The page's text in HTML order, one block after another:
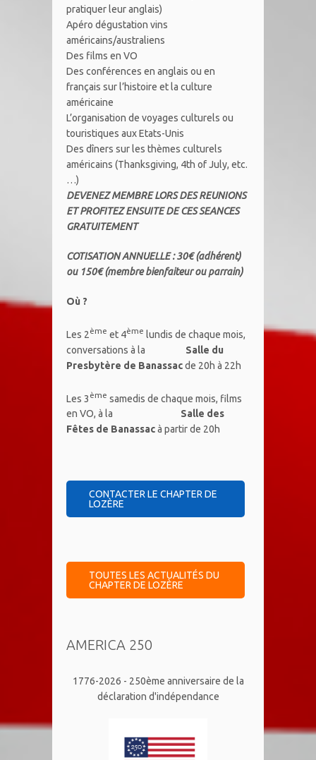
pratiquer leur anglais)
Apéro dégustation vins
américains/australiens
Des films en VO
Des conférences en anglais ou en
français sur l’histoire et la culture
américaine
L’organisation de voyages culturels ou
touristiques aux Etats-Unis
Des dîners sur les thèmes culturels
américains (Thanksgiving, 4th of July, etc.
…)
DEVENEZ MEMBRE LORS DES REUNIONS
ET PROFITEZ ENSUITE DE CES SEANCES
GRATUITEMENT
COTISATION ANNUELLE : 30€ (adhérent)
ou 150€ (membre bienfaiteur ou parrain)
Où ?
Les 2ème et 4ème lundis de chaque mois,
conversations à la Salle du
Presbytère de Banassacde 20h à 22h
Les 3 ème samedis de chaque mois, films
en VO, à la Salle des
Fêtes de Banassacà partir de 20h
CONTACTER LE CHAPTER DE
LOZÈRE
TOUTES LES ACTUALITÉS DU
CHAPTER DE LOZÈRE
AMERICA 250
1776-2026 - 250ème anniversaire de la
déclaration d'indépendance